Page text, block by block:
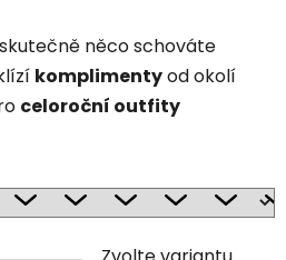
něco schováte
komplimentyod okolí
celoroční outfity